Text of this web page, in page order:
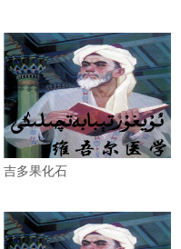
吉多果化石